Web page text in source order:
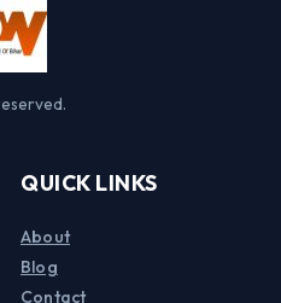
QUICK LINKS
About
Blog
Contact